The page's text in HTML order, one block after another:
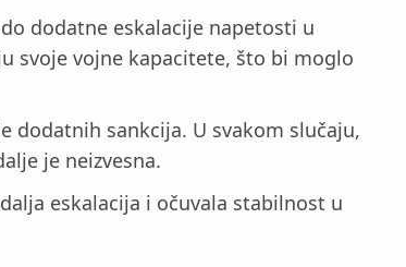
dodatne eskalacije napetosti u
svoje vojne kapacitete, što bi moglo
dodatnih sankcija. U svakom slučaju,
je neizvesna.
eskalacija i očuvala stabilnost u